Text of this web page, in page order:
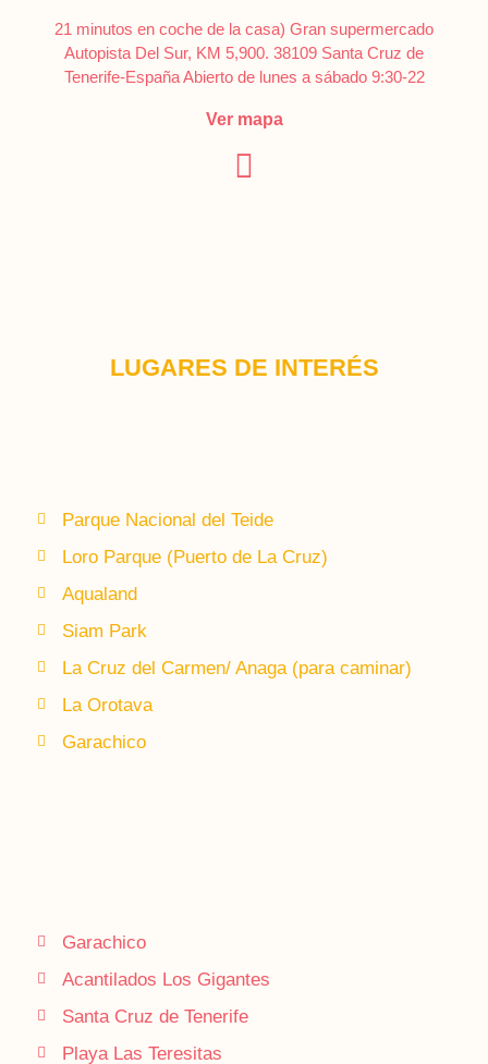
21 minutos en coche de la casa) Gran supermercado
Autopista Del Sur, KM 5,900. 38109 Santa Cruz de
Tenerife-España Abierto de lunes a sábado 9:30-22
Ver mapa
LUGARES DE INTERÉS
Parque Nacional del Teide
Loro Parque (Puerto de La Cruz)
Aqualand
Siam Park
La Cruz del Carmen/ Anaga (para caminar)
La Orotava
Garachico
Garachico
Acantilados Los Gigantes
Santa Cruz de Tenerife
Playa Las Teresitas